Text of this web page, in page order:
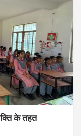
के तहत